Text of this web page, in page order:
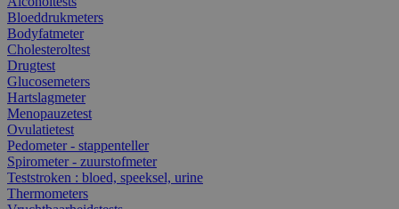
Bloeddrukmeters
Bodyfatmeter
Cholesteroltest
Drugtest
Glucosemeters
Hartslagmeter
Menopauzetest
Ovulatietest
Pedometer - stappenteller
Spirometer - zuurstofmeter
Teststroken : bloed, speeksel, urine
Thermometers